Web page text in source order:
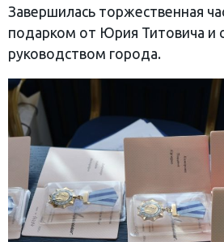
Завершилась торжественная
подарком от Юрия Титовича и
руководством города.